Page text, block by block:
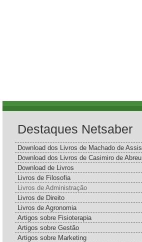
Destaques Netsaber
Download dos Livros de Machado de Assis
Download dos Livros de Casimiro de Abreu
Download de Livros
Livros de Filosofia
Livros de Administração
Livros de Direito
Livros de Agronomia
Artigos sobre Fisioterapia
Artigos sobre Gestão
Artigos sobre Marketing